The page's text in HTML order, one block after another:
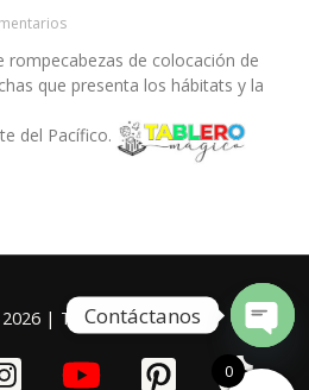
rompecabezas de colocación de
que presenta los hábitats y la
del Pacífico.
| Tablero Mágico
0
Contáctanos
Open
chaty